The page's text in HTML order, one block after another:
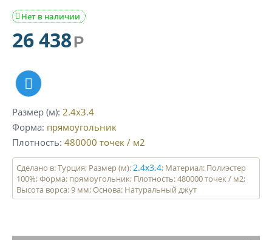
Нет в наличии

26 438Р
Размер (м) 2.4x3.4
Форма прямоугольник
Плотность 480000 точек / м2
Сделано в: Турция; Размер (м):2.4x3.4; Материал: Полиэстер
100%; Форма: прямоугольник; Плотность: 480000 точек / м2;
Высота ворса: 9 мм; Основа: Натуральный джут